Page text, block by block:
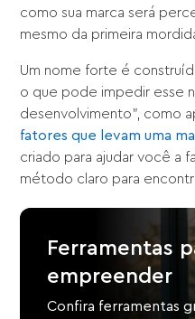
como sua marca será
mesmo da primeira
Um nome forte é
o que pode impedir esse
desenvolvimento”, como
fatores que levam uma
criado para ajudar você a
método claro para
Ferramentas
empreender
Confira ferramentas